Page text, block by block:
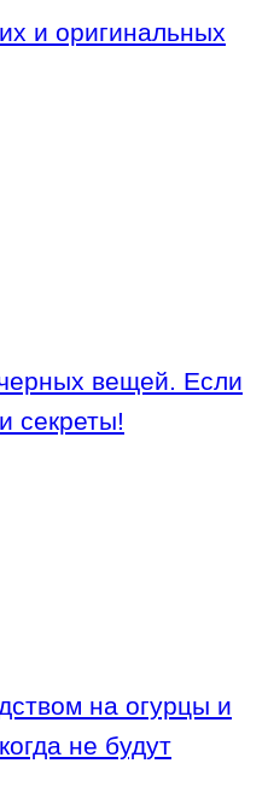
и оригинальных
вещей. Если
секреты!
на огурцы и
не будут